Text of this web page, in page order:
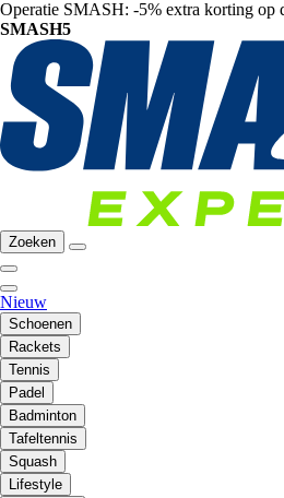
Operatie SMASH: -5% extra korting op
SMASH5
Zoeken
Nieuw
Schoenen
Rackets
Tennis
Padel
Badminton
Tafeltennis
Squash
Lifestyle